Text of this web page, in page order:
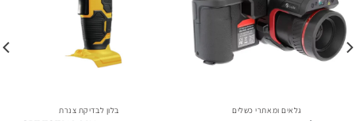
גלאים ומאתרי כשלים בלון לבדיקת צנרת